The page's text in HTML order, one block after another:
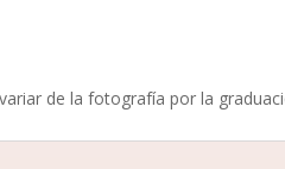
de la fotografía por la